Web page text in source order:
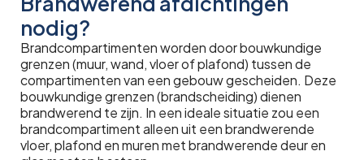
nodig?
Brandcompartimenten worden door bouwkundige
grenzen (muur, wand, vloer of plafond) tussen de
compartimenten van een gebouw gescheiden. Deze
bouwkundige grenzen (brandscheiding) dienen
brandwerend te zijn. In een ideale situatie zou een
brandcompartiment alleen uit een brandwerende
vloer, plafond en muren met brandwerende deur en